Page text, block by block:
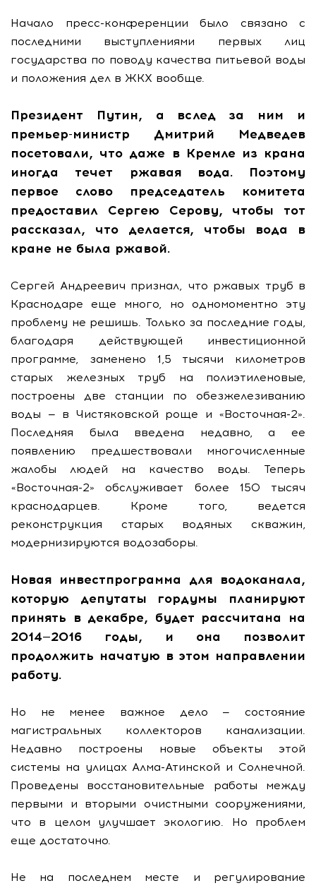
Начало пресс-конференции было связано с
последними выступлениями первых лиц
государства по поводу качества питьевой воды
и положения дел в ЖКХ вообще.
Президент Путин, а вслед за ним и
премьер-министр Дмитрий Медведев
посетовали, что даже в Кремле из крана
иногда течет ржавая вода. Поэтому
первое слово председатель комитета
предоставил Сергею Серову, чтобы тот
рассказал, что делается, чтобы вода в
кране не была ржавой.
Сергей Андреевич признал, что ржавых труб в
Краснодаре еще много, но одномоментно эту
проблему не решишь. Только за последние годы,
благодаря действующей инвестиционной
программе, заменено 1,5 тысячи километров
старых железных труб на полиэтиленовые,
построены две станции по обезжелезиванию
воды — в Чистяковской роще и «Восточная-2».
Последняя была введена недавно, а ее
появлению предшествовали многочисленные
жалобы людей на качество воды. Теперь
«Восточная-2» обслуживает более 150 тысяч
краснодарцев. Кроме того, ведется
реконструкция старых водяных скважин,
модернизируются водозаборы.
Новая инвестпрограмма для водоканала,
которую депутаты гордумы планируют
принять в декабре, будет рассчитана на
2014—2016 годы, и она позволит
продолжить начатую в этом направлении
работу.
Но не менее важное дело — состояние
магистральных коллекторов канализации.
Недавно построены новые объекты этой
системы на улицах Алма-Атинской и Солнечной.
Проведены восстановительные работы между
первыми и вторыми очистными сооружениями,
что в целом улучшает экологию. Но проблем
еще достаточно.
Не на последнем месте и регулирование